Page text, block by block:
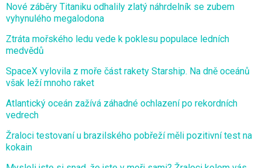
Nové záběry Titaniku odhalily zlatý náhrdelník se zubem
vyhynulého megalodona
Ztráta mořského ledu vede k poklesu populace ledních
medvědů
SpaceX vylovila z moře část rakety Starship. Na dně oceánů
však leží mnoho raket
Atlantický oceán zažívá záhadné ochlazení po rekordních
vedrech
Žraloci testovaní u brazilského pobřeží měli pozitivní test na
kokain